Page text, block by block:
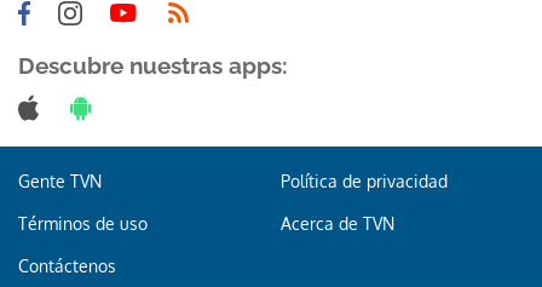
Descubre nuestras apps:
Gente TVN Política de privacidad
Términos de uso Acerca de TVN
Contáctenos